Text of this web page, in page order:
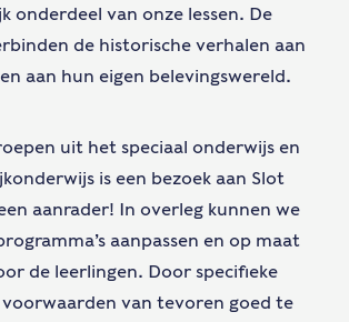
onderdeel van onze lessen. De
de historische verhalen aan
aan hun eigen belevingswereld.
uit het speciaal onderwijs en
is een bezoek aan Slot
aanrader! In overleg kunnen we
aanpassen en op maat
de leerlingen. Door specifieke
voorwaarden van tevoren goed te